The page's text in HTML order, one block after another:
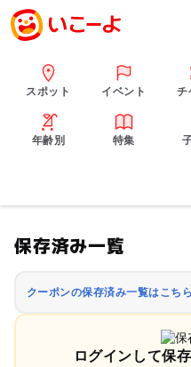
スポット イベント チ
年齢別 特集
保存済み一覧
クーポンの保存済み一覧はこちら
ログインして保